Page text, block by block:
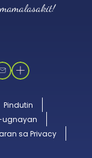
Pindutin
ugnayan
sa Privacy